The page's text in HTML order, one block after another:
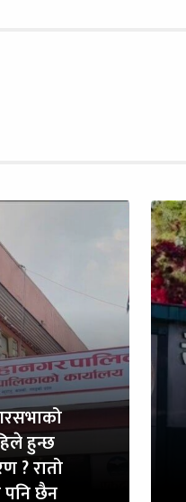
हुन्छ
? रातो
छैन